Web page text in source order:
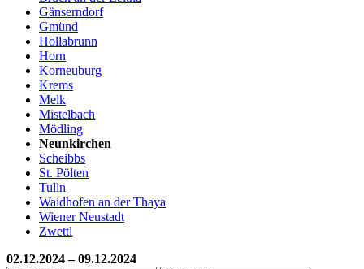
Gänserndorf
Gmünd
Hollabrunn
Horn
Korneuburg
Krems
Melk
Mistelbach
Mödling
Neunkirchen
Scheibbs
St. Pölten
Tulln
Waidhofen an der Thaya
Wiener Neustadt
Zwettl
02.12.2024 – 09.12.2024